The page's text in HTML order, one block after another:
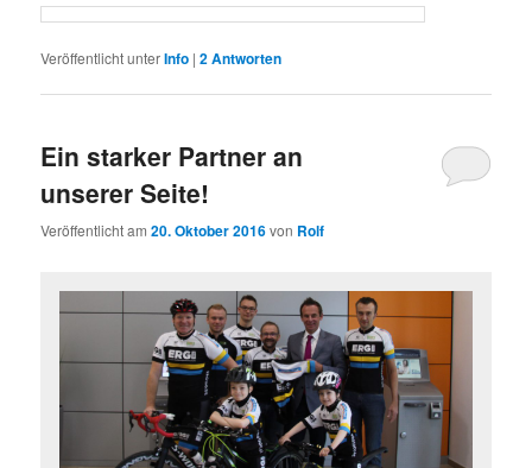
Veröffentlicht unterInfo |2Antworten
Ein starker Partner an
unserer Seite!
Veröffentlicht am20. Oktober 2016von Rolf